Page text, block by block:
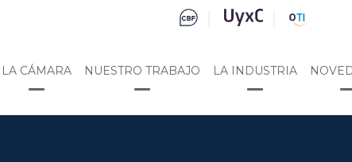
LA CÁMARA NUESTRO TRABAJO LA INDUSTRIA